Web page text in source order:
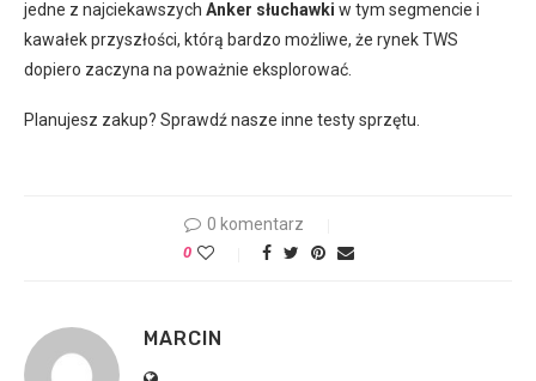
jedne z najciekawszych Anker słuchawki w tym segmencie i
kawałek przyszłości, którą bardzo możliwe, że rynek TWS
dopiero zaczyna na poważnie eksplorować.
Planujesz zakup? Sprawdź nasze inne testy sprzętu.
0 komentarz
0
MARCIN